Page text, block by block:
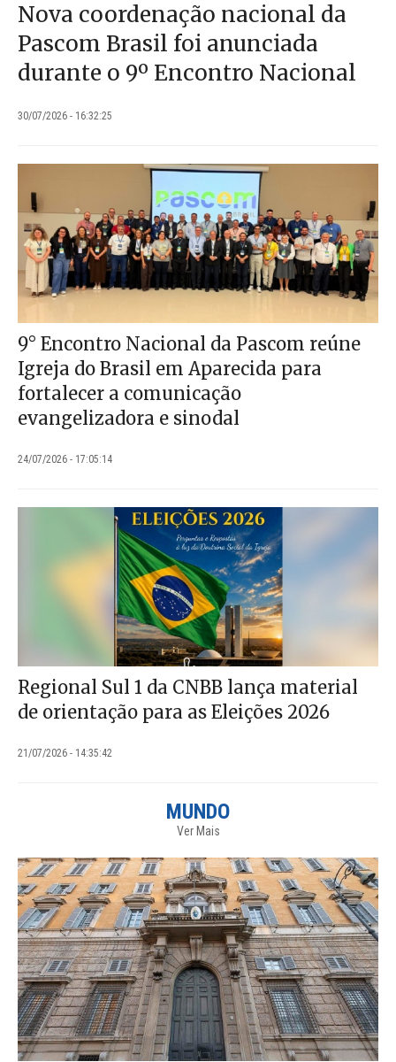
Nova coordenação nacional da
Pascom Brasil foi anunciada
durante o 9º Encontro Nacional
30/07/2026 - 16:32:25
9° Encontro Nacional da Pascom reúne
Igreja do Brasil em Aparecida para
fortalecer a comunicação
evangelizadora e sinodal
24/07/2026 - 17:05:14
Regional Sul 1 da CNBB lança material
de orientação para as Eleições 2026
21/07/2026 - 14:35:42
MUNDO
Ver Mais